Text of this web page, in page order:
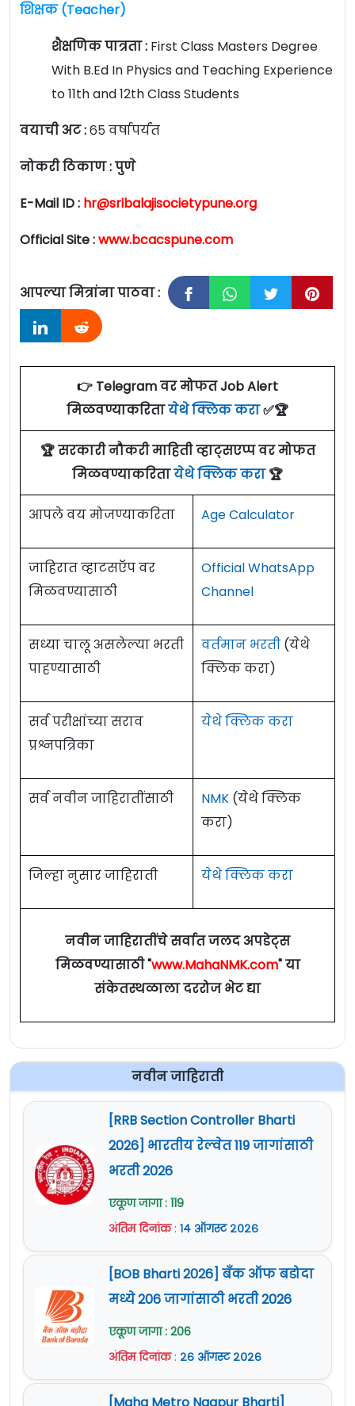
शिक्षक (Teacher)
शैक्षणिक पात्रता : First Class Masters Degree
With B.Ed In Physics and Teaching Experience
to 11th and 12th Class Students
वयाची अट :६५ वर्षापर्यंत
नोकरी ठिकाण : पुणे
E-Mail ID : hr@sribalajisocietypune.org
Official Site :www.bcacspune.com
आपल्या मित्रांना पाठवा :
👉 Telegram वर मोफत Job Alert
मिळवण्याकरितायेथे क्लिक करा✅🏆
🏆 सरकारी नौकरी माहिती व्हाट्सएप्प वर मोफत
मिळवण्याकरितायेथे क्लिक करा🏆
आपले वय मोजण्याकरिता Age Calculator
जाहिरात व्हाटसऍप वर
मिळवण्यासाठी
Official WhatsApp
Channel
सध्या चालू असलेल्या भरती
पाहण्यासाठी
वर्तमान भरती (येथे
क्लिक करा)
सर्व परीक्षांच्या सराव
प्रश्नपत्रिका
येथे क्लिक करा
सर्व नवीन जाहिरातींसाठी NMK (येथे क्लिक
करा)
जिल्हा नुसार जाहिराती येथे क्लिक करा
नवीन जाहिरातींचे सर्वात जलद अपडेट्स
मिळवण्यासाठी "www.MahaNMK.com" या
संकेतस्थळाला दररोज भेट द्या
नवीन जाहिराती
[RRB Section Controller Bharti
2026] भारतीय रेल्वेत 119 जागांसाठी
भरती 2026
एकूण जागा : 119
अंतिम दिनांक: १४ ऑगस्ट २०२६
[BOB Bharti 2026] बँक ऑफ बडोदा
मध्ये 206 जागांसाठी भरती 2026
एकूण जागा : 206
अंतिम दिनांक: २६ ऑगस्ट २०२६